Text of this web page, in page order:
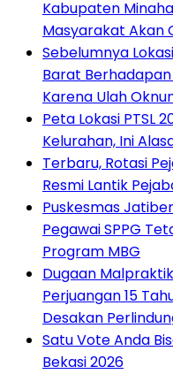
Kabupaten
Masyarakat Akan
Sebelumnya
Barat
Karena Ulah
Peta Lokasi PTSL
Kelurahan, Ini
‎Terbaru, Rotasi
Resmi Lantik
Puskesmas
Pegawai SPPG
Program MBG
‎Dugaan
Perjuangan 15
Desakan
Satu Vote Anda
Bekasi 2026